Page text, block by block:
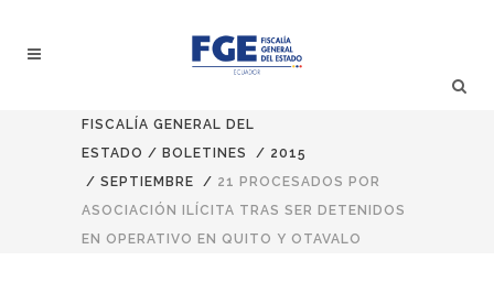
FISCALÍA GENERAL DEL
ESTADO / BOLETINES / 2015
/ SEPTIEMBRE / 21 PROCESADOS POR
ASOCIACIÓN ILÍCITA TRAS SER DETENIDOS
EN OPERATIVO EN QUITO Y OTAVALO